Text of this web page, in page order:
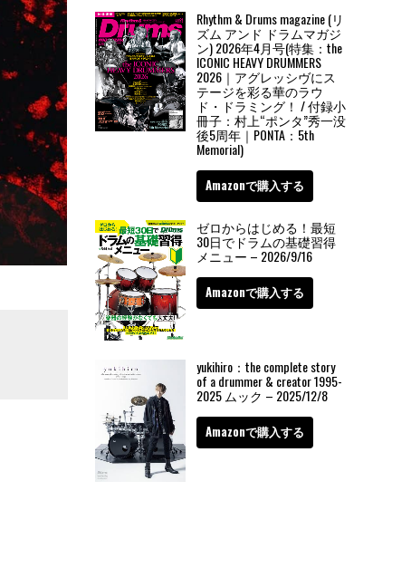
Rhythm & Drums magazine (リ
ズム アンド ドラムマガジ
ン) 2026年4月号(特集：the
ICONIC HEAVY DRUMMERS
2026｜アグレッシヴにス
テージを彩る華のラウ
ド・ドラミング！ / 付録小
冊子：村上“ポンタ”秀一没
後5周年｜PONTA：5th
Memorial)
Amazonで購入する
ゼロからはじめる！最短
30日でドラムの基礎習得
メニュー – 2026/9/16
Amazonで購入する
yukihiro：the complete story
of a drummer & creator 1995-
2025 ムック – 2025/12/8
Amazonで購入する